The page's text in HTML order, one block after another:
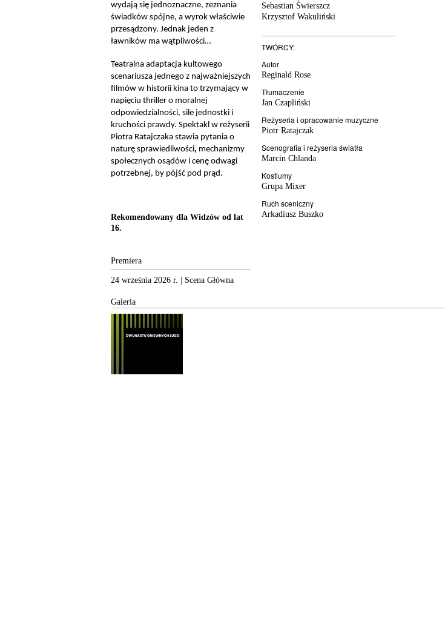
wydają się jednoznaczne, zeznania
świadków spójne, a wyrok właściwie
przesądzony. Jednak jeden z
ławników ma wątpliwości…
Teatralna adaptacja kultowego
scenariusza jednego z najważniejszych
filmów w historii kina to trzymający w
napięciu thriller o moralnej
odpowiedzialności, sile jednostki i
kruchości prawdy. Spektakl w reżyserii
Piotra Ratajczaka stawia pytania o
naturę sprawiedliwości, mechanizmy
społecznych osądów i cenę odwagi
potrzebnej, by pójść pod prąd.
Rekomendowany dla Widzów od lat
16.
Premiera
24 września 2026 r. | Scena Główna
Sebastian Świerszcz
Krzysztof Wakuliński
TWÓRCY:
Autor
Reginald Rose
Tłumaczenie
Jan Czapliński
Reżyseria i opracowanie muzyczne
Piotr Ratajczak
Scenografia i reżyseria światła
Marcin Chlanda
Kostiumy
Grupa Mixer
Ruch sceniczny
Arkadiusz Buszko
Galeria